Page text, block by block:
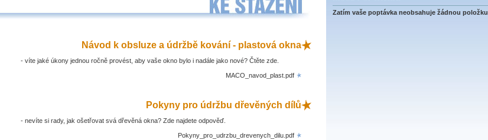
Návod k obsluze a údržbě kování - plastová okna
- víte jaké úkony jednou ročně provést, aby vaše okno bylo i nadále jako nové? Čtěte zde.
MACO_navod_plast.pdf
Pokyny pro údržbu dřevěných dílů
- nevíte si rady, jak ošetřovat svá dřevěná okna? Zde najdete odpověď.
Pokyny_pro_udrzbu_drevenych_dilu.pdf
Zatím vaše poptávka neobsahuje žádnou položku